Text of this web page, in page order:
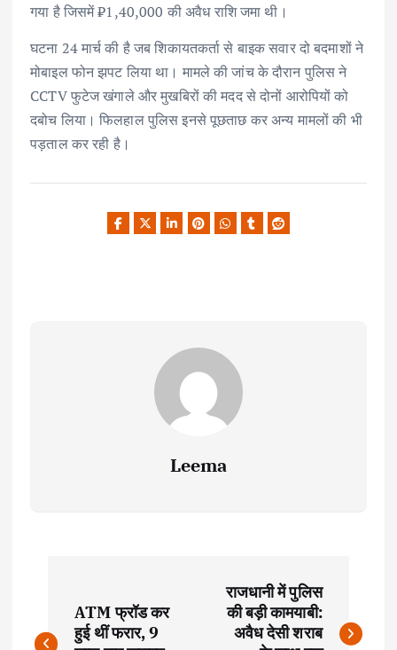
गया है जिसमें ₹1,40,000 की अवैध राशि जमा थी।
घटना 24 मार्च की है जब शिकायतकर्ता से बाइक सवार दो बदमाशों ने
मोबाइल फोन झपट लिया था। मामले की जांच के दौरान पुलिस ने
CCTV फुटेज खंगाले और मुखबिरों की मदद से दोनों आरोपियों को
दबोच लिया। फिलहाल पुलिस इनसे पूछताछ कर अन्य मामलों की भी
पड़ताल कर रही है।
Leema
o
ATM फ्रॉड कर
हुई थीं फरार, 9
राजधानी में पुलिस
की बड़ी कामयाबी:
अवैध देसी शराब